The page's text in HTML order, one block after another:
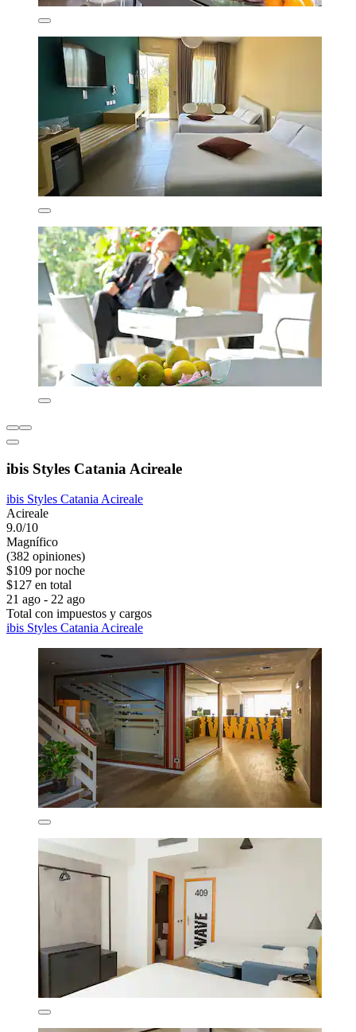
ibis Styles Catania Acireale
ibis Styles Catania Acireale
Acireale
9.0/10
Magnífico
(382 opiniones)
$109 por noche
$127 en total
21 ago - 22 ago
Total con impuestos y cargos
ibis Styles Catania Acireale